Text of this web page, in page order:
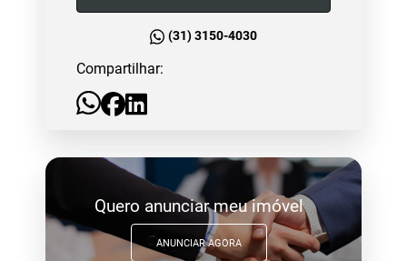
(31) 3150-4030
Compartilhar:
Quero anunciar meu imóvel
ANUNCIAR AGORA